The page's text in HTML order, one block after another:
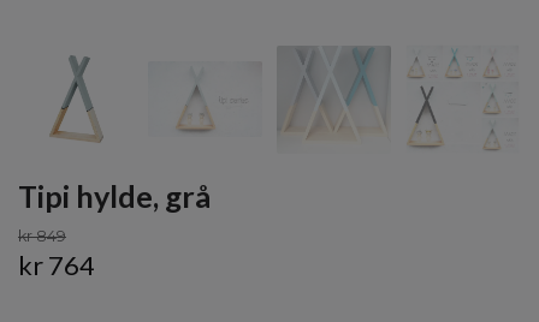
Tipi hylde, grå
kr 849
kr 764